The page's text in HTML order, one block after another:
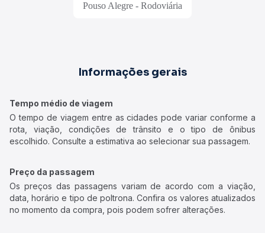
Pouso Alegre - Rodoviária
Informações gerais
Tempo médio de viagem
O tempo de viagem entre as cidades pode variar conforme a
rota, viação, condições de trânsito e o tipo de ônibus
escolhido. Consulte a estimativa ao selecionar sua passagem.
Preço da passagem
Os preços das passagens variam de acordo com a viação,
data, horário e tipo de poltrona. Confira os valores atualizados
no momento da compra, pois podem sofrer alterações.